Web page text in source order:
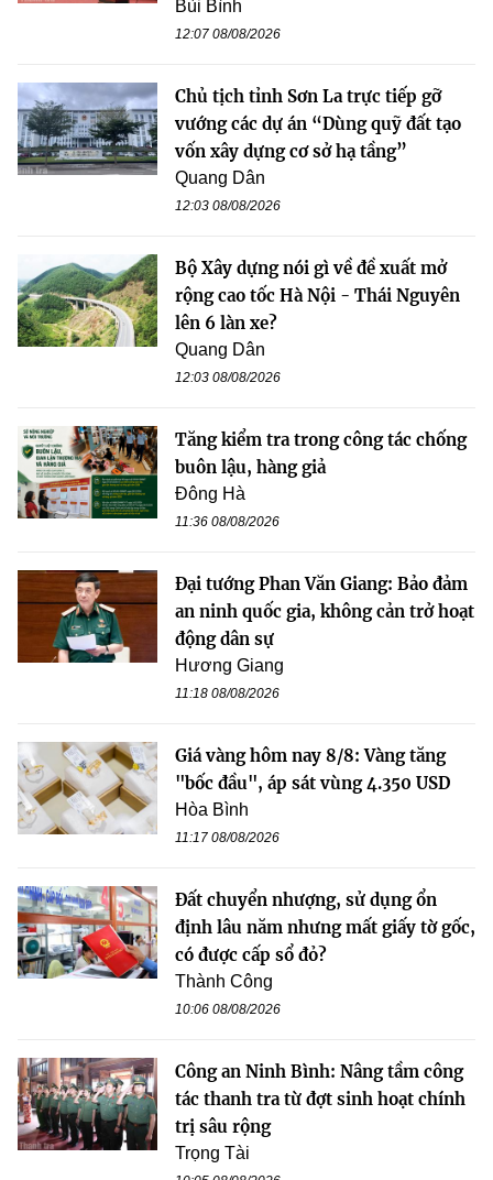
Bùi Bình
12:07 08/08/2026
Chủ tịch tỉnh Sơn La trực tiếp gỡ
vướng các dự án “Dùng quỹ đất tạo
vốn xây dựng cơ sở hạ tầng”
Quang Dân
12:03 08/08/2026
Bộ Xây dựng nói gì về đề xuất mở
rộng cao tốc Hà Nội - Thái Nguyên
lên 6 làn xe?
Quang Dân
12:03 08/08/2026
Tăng kiểm tra trong công tác chống
buôn lậu, hàng giả
Đông Hà
11:36 08/08/2026
Đại tướng Phan Văn Giang: Bảo đảm
an ninh quốc gia, không cản trở hoạt
động dân sự
Hương Giang
11:18 08/08/2026
Giá vàng hôm nay 8/8: Vàng tăng
"bốc đầu", áp sát vùng 4.350 USD
Hòa Bình
11:17 08/08/2026
Đất chuyển nhượng, sử dụng ổn
định lâu năm nhưng mất giấy tờ gốc,
có được cấp sổ đỏ?
Thành Công
10:06 08/08/2026
Công an Ninh Bình: Nâng tầm công
tác thanh tra từ đợt sinh hoạt chính
trị sâu rộng
Trọng Tài